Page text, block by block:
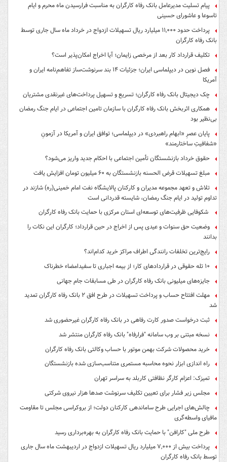
پیام تسلیت مدیرعامل بانک رفاه کارگران به مناسبت فرارسیدن ماه محرم و ایام
تاسوعا و عاشورای حسینی
پرداخت حدود ۱۱,۰۰۰ میلیارد ریال تسهیلات ازدواج در خرداد ماه سال جاری توسط
بانک رفاه کارگران
تکلیف قرارداد کار بعد از مرخصی زایمان؛ آیا اخراج امکان‌پذیر است؟
فصل نوین در دیپلماسی ایران؛ جزئیات ۱۴ بند سرنوشت‌ساز تفاهم‌نامه ایران و
آمریکا
چک دیجیتال بانک رفاه کارگران؛ تسریع و تسهیل پرداخت‌های غیرنقدی مشتریان
همکاری اثربخش بانک رفاه کارگران با سازمان تامین اجتماعی در ایام جنگ رمضان
بی‌نظیر بود
پایان عصرِ «ابهام راهبردی» در دیپلماسی؛ توافق ایران و آمریکا در آزمونِ
«شفافیتِ ساختارمند»
حقوق خرداد بازنشستگان تأمین اجتماعی با احکام جدید واریز می‌شود؟
مبلغ تسهیلات قرض الحسنه بازنشستگان به ۶۰ میلیون تومان افزایش یافت
تلاش و تعهد مجموعه مدیران و کارکنان پالایشگاه نفت امام خمینی(ره) شازند در
تداوم تولید در ایام جنگ رمضان، شایسته قدردانی است
شکوفایی ظرفیت‌های توسعه‌ای استان مرکزی با حمایت بانک رفاه کارگران
وضعیت حق سنوات و عیدی پس از اخراج در حین قرارداد؛ کارگران این نکات را
بدانند
رایج‌ترین تخلفات رانندگی اطراف مراکز خرید کدام‌اند؟
۱۰ تله حقوقی در قراردادهای کار؛ از بیمه اجباری تا سفیدامضاء خطرناک
جایزه‌های میلیونی بانک رفاه کارگران در طی مسابقات جام جهانی
مهلت افتتاح حساب و پرداخت تسهیلات در طرح افق ۲ بانک رفاه کارگران تمدید
شد
ثبت درخواست صدور کارت رفاهی در بانک رفاه کارگران غیرحضوری شد
نسخه مبتنی بر وب سامانه "فرارفاه" بانک رفاه کارگران منتشر شد
خرید محصولات شرکت بهمن موتور با حساب وکالتی بانک رفاه کارگران
راه اندازی ابزار نحوه محاسبه مستمری متناسب‌سازی شده بازنشستگان
تمیزک: اعزام کارگر نظافتی کاربلد به سراسر تهران
مجلس زیر فشار برای تعیین تکلیف سرنوشت صدها هزار نیروی شرکتی
چالش‌های اجرایی طرح ساماندهی کارکنان دولت؛ از بروکراسی مجلس تا مقاومت
مافیای واسطه‌گری
طرح ملی "کارافن" با حمایت بانک رفاه کارگران به بهره‌برداری رسید
پرداخت بیش از ۷,۰۰۰ میلیارد ریال تسهیلات ازدواج در اردیبهشت ماه سال جاری
توسط بانک رفاه کارگران